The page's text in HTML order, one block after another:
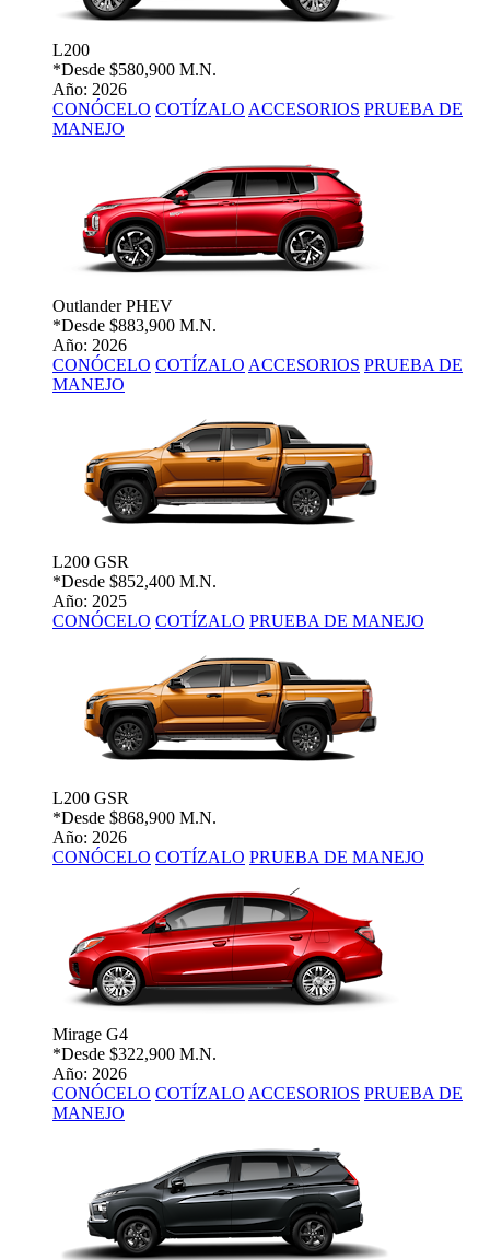
L200
*Desde $580,900 M.N.
Año: 2026
CONÓCELO COTÍZALO ACCESORIOS PRUEBA DE
MANEJO
Outlander PHEV
*Desde $883,900 M.N.
Año: 2026
CONÓCELO COTÍZALO ACCESORIOS PRUEBA DE
MANEJO
L200 GSR
*Desde $852,400 M.N.
Año: 2025
CONÓCELO COTÍZALO PRUEBA DE MANEJO
L200 GSR
*Desde $868,900 M.N.
Año: 2026
CONÓCELO COTÍZALO PRUEBA DE MANEJO
Mirage G4
*Desde $322,900 M.N.
Año: 2026
CONÓCELO COTÍZALO ACCESORIOS PRUEBA DE
MANEJO